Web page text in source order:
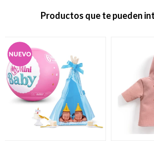
Productos que te pueden